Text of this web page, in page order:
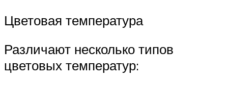
Цветовая температура
Различают несколько типов
цветовых температур: